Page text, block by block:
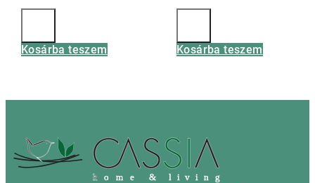
Kosárba teszem Kosárba teszem
h o m e & l i v i n g